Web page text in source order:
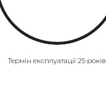
Термін експлуатації 25 років